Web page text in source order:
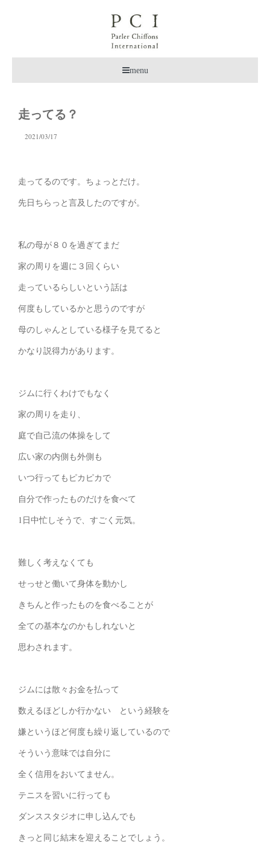
menu
走ってる？
2021/03/17
走ってるのです。ちょっとだけ。
先日ちらっと言及したのですが。
私の母が８０を過ぎてまだ
家の周りを週に３回くらい
走っているらしいという話は
何度もしているかと思うのですが
母のしゃんとしている様子を見てると
かなり説得力があります。
ジムに行くわけでもなく
家の周りを走り、
庭で自己流の体操をして
広い家の内側も外側も
いつ行ってもピカピカで
自分で作ったものだけを食べて
1日中忙しそうで、すごく元気。
難しく考えなくても
せっせと働いて身体を動かし
きちんと作ったものを食べることが
全ての基本なのかもしれないと
思わされます。
ジムには散々お金を払って
数えるほどしか行かない という経験を
嫌というほど何度も繰り返しているので
そういう意味では自分に
全く信用をおいてません。
テニスを習いに行っても
ダンススタジオに申し込んでも
きっと同じ結末を迎えることでしょう。